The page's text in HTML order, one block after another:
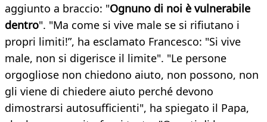
aggiunto a braccio: "Ognuno di noi è vulnerabile
dentro". "Ma come si vive male se si rifiutano i
propri limiti!”, ha esclamato Francesco: "Si vive
male, non si digerisce il limite". "Le persone
orgogliose non chiedono aiuto, non possono, non
gli viene di chiedere aiuto perché devono
dimostrarsi autosufficienti", ha spiegato il Papa,